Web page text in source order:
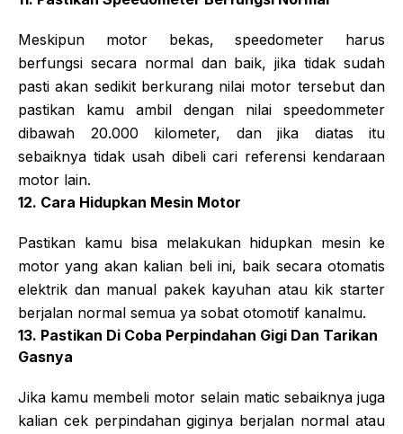
Meskipun motor bekas, speedometer harus
berfungsi secara normal dan baik, jika tidak sudah
pasti akan sedikit berkurang nilai motor tersebut dan
pastikan kamu ambil dengan nilai speedommeter
dibawah 20.000 kilometer, dan jika diatas itu
sebaiknya tidak usah dibeli cari referensi kendaraan
motor lain.
12. Cara Hidupkan Mesin Motor
Pastikan kamu bisa melakukan hidupkan mesin ke
motor yang akan kalian beli ini, baik secara otomatis
elektrik dan manual pakek kayuhan atau kik starter
berjalan normal semua ya sobat otomotif kanalmu.
13. Pastikan Di Coba Perpindahan Gigi Dan Tarikan
Gasnya
Jika kamu membeli motor selain matic sebaiknya juga
kalian cek perpindahan giginya berjalan normal atau